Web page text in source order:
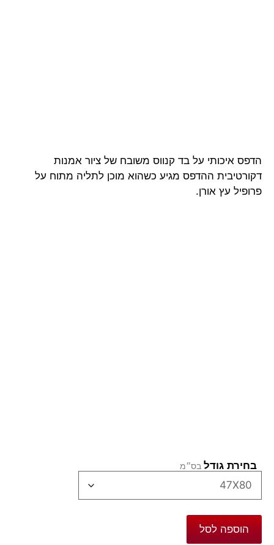
הדפס איכותי על בד קנווס משובח של ציור אמנות
דקורטיבית ההדפס מגיע כשהוא מוכן לתליה מתוח על
פרופיל עץ אורן.
בחירת גודל
הוספה לסל